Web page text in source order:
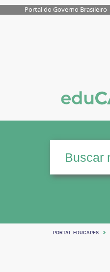
Portal do Governo Brasileiro
PORTAL EDUCAPES